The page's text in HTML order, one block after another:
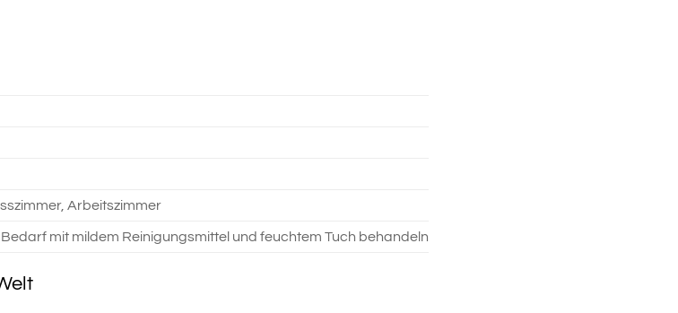
Arbeitszimmer
mit mildem Reinigungsmittel und feuchtem Tuch behandeln